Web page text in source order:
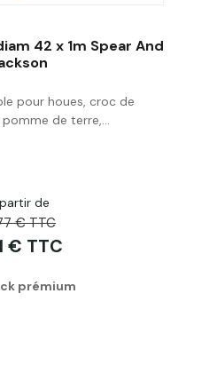
42 x 1m Spear And
pour houes, croc de
de terre,...
de
€ TTC
€ TTC
prémium